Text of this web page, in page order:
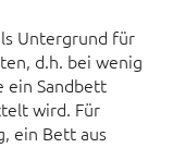
Untergrund für
d.h. bei wenig
ein Sandbett
wird. Für
ein Bett aus